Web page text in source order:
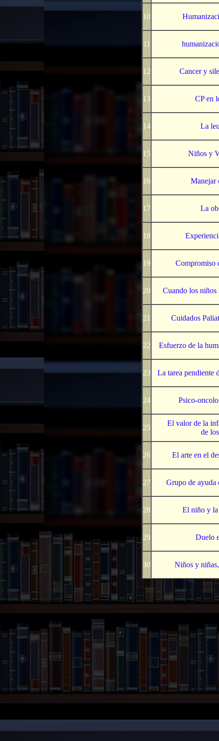
10
11
12 Cancer y
13 CP en
14 La
15 Niños y
16 Manejar
17 La
18
19 Compromiso
20 Cuando los niños
21 Cuidados
22 Esfuerzo de la
23 La tarea pendiente
24 Psico-
25
El valor de la
de
26 El arte en el
27 Grupo de ayuda
28 El niño y la
29 Duelo
30 Niños y